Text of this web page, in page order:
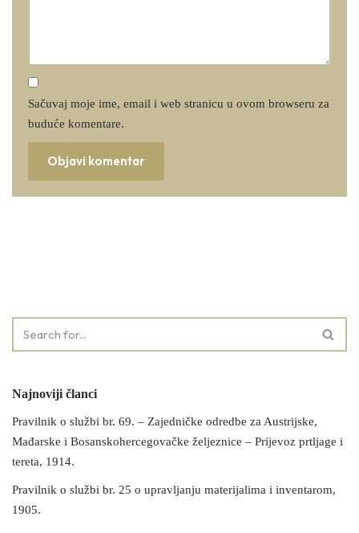
Sačuvaj moje ime, email i web stranicu u ovom browseru za
buduće komentare.
Najnoviji članci
Pravilnik o službi br. 69. – Zajedničke odredbe za Austrijske,
Mađarske i Bosanskohercegovačke željeznice – Prijevoz prtljage i
tereta, 1914.
Pravilnik o službi br. 25 o upravljanju materijalima i inventarom,
1905.